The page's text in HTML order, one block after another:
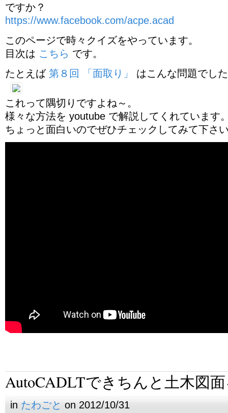
ですか？
https://www.facebook.com/acpe.acad
このページで時々クイズをやっています。
目次は こちら です。
たとえば 第８回 「面取り」 はこんな問題でし
これって隅切りですよね～。
様々な方法を youtube で解説してくれています
ちょっと面白いのでぜひチェックしてみて下さ
AutoCADLTできちんと土木図
in たわごと on 2012/10/31